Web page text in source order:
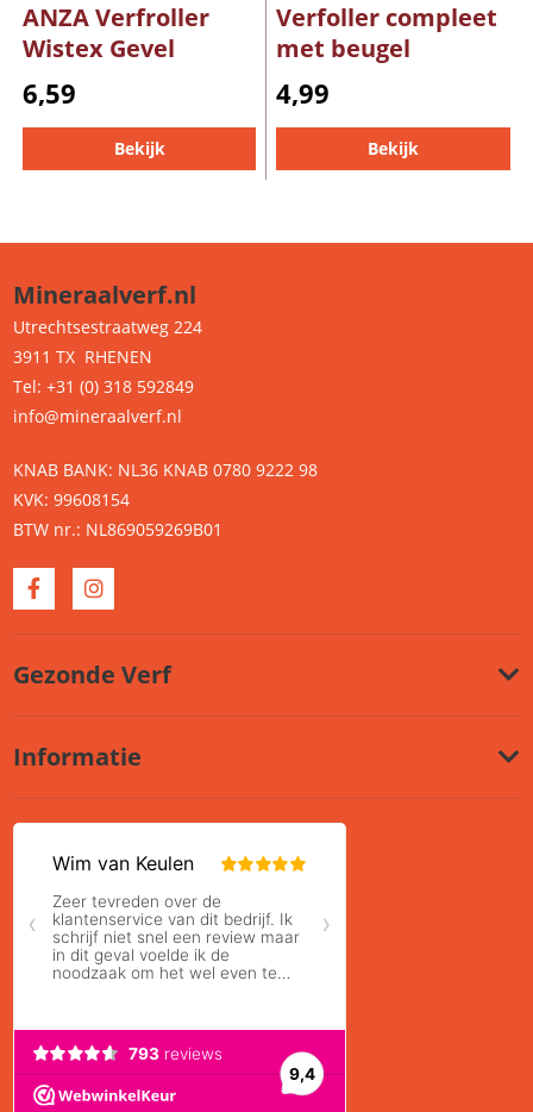
ANZA Verfroller
Wistex Gevel
6,59
Bekijk
Verfoller compleet
met beugel
4,99
Bekijk
Mineraalverf.nl
Utrechtsestraatweg 224
3911 TX RHENEN
Tel: +31 (0) 318 592849
info@mineraalverf.nl
KNAB BANK: NL36 KNAB 0780 9222 98
KVK: 99608154
BTW nr.: NL869059269B01
Gezonde Verf
Informatie